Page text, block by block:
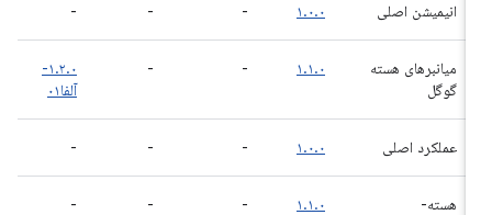
انیمیشن اصلی ۱.۰.۰
میانبرهای هسته
گوگل
۱.۱.۰
۱.۲.۰-
عملکرد اصلی ۱.۰.۰
هسته-
۱.۱.۰